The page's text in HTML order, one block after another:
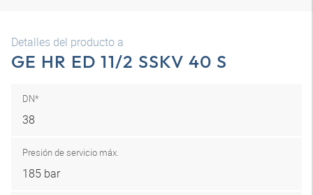
Detalles del producto a
GE HR ED 11/2 SSKV 40 S
DN*
38
Presión de servicio máx.
185 bar